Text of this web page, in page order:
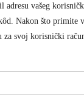
adresu vašeg
Nakon što primite
svoj korisnički